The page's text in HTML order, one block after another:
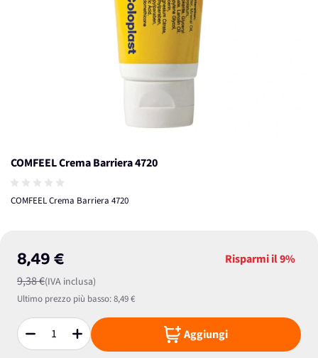
COMFEEL Crema Barriera 4720
COMFEEL Crema Barriera 4720
8,49 €
9,38 €(IVA inclusa)
Risparmi il9%
Ultimo prezzo più basso:8,49 €
Quantità Aggiungi